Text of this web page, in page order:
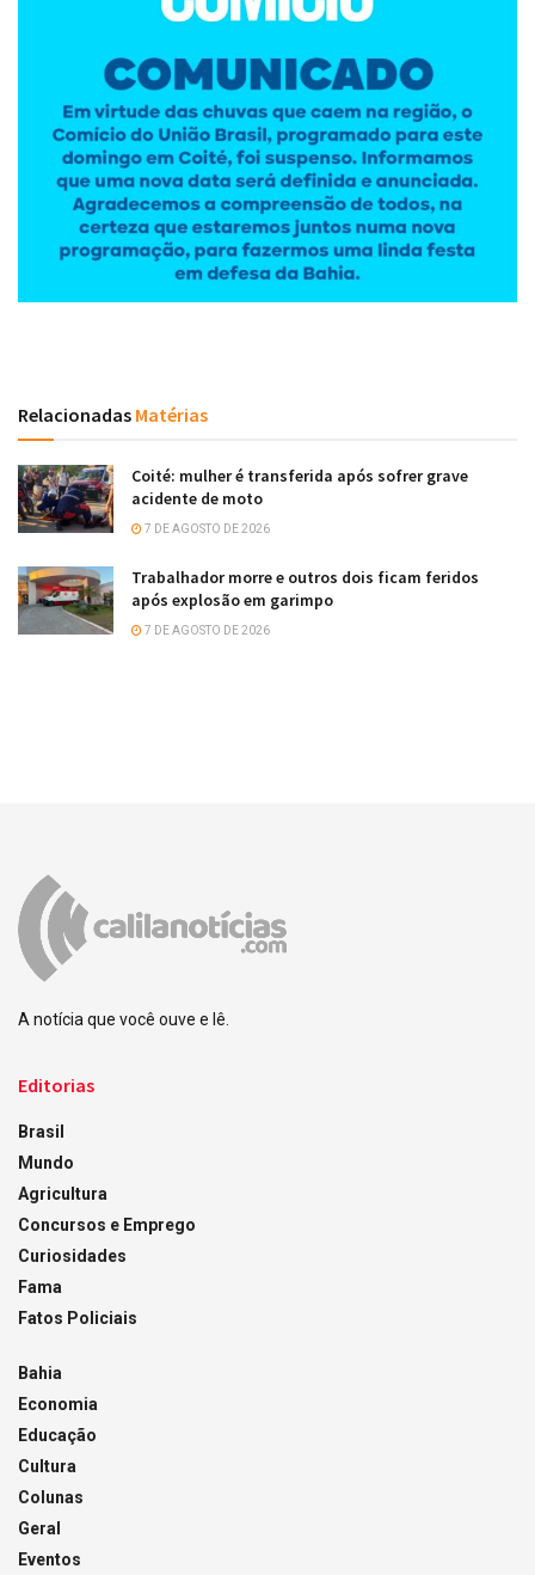
Relacionadas Matérias
Coité: mulher é transferida após sofrer grave
acidente de moto
7 DE AGOSTO DE 2026
Trabalhador morre e outros dois ficam feridos
após explosão em garimpo
7 DE AGOSTO DE 2026
A notícia que você ouve e lê.
Editorias
Brasil
Mundo
Agricultura
Concursos e Emprego
Curiosidades
Fama
Fatos Policiais
Bahia
Economia
Educação
Cultura
Colunas
Geral
Eventos